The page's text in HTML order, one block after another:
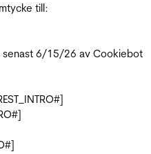
till:
senast 6/15/26 av Cookiebot